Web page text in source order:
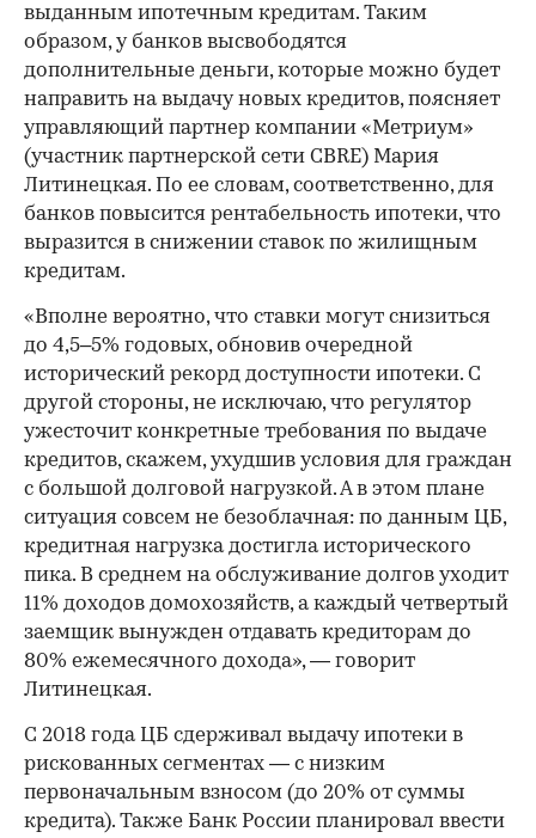
выданным ипотечным кредитам. Таким
образом, у банков высвободятся
дополнительные деньги, которые можно будет
направить на выдачу новых кредитов, поясняет
управляющий партнер компании «Метриум»
(участник партнерской сети CBRE) Мария
Литинецкая. По ее словам, соответственно, для
банков повысится рентабельность ипотеки, что
выразится в снижении ставок по жилищным
кредитам.
«Вполне вероятно, что ставки могут снизиться
до 4,5–5% годовых, обновив очередной
исторический рекорд доступности ипотеки. С
другой стороны, не исключаю, что регулятор
ужесточит конкретные требования по выдаче
кредитов, скажем, ухудшив условия для граждан
с большой долговой нагрузкой. А в этом плане
ситуация совсем не безоблачная: по данным ЦБ,
кредитная нагрузка достигла исторического
пика. В среднем на обслуживание долгов уходит
11% доходов домохозяйств, а каждый четвертый
заемщик вынужден отдавать кредиторам до
80% ежемесячного дохода», — говорит
Литинецкая.
С 2018 года ЦБ сдерживал выдачу ипотеки в
рискованных сегментах — с низким
первоначальным взносом (до 20% от суммы
кредита). Также Банк России планировал ввести